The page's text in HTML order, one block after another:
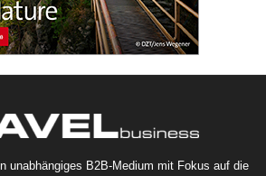
unabhängiges B2B-Medium mit Fokus auf die